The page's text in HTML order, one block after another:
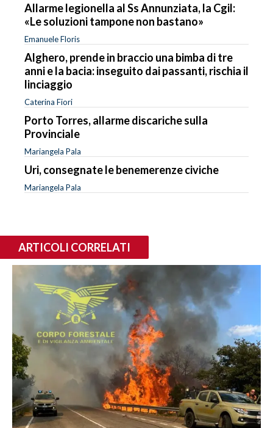
Allarme legionella al Ss Annunziata, la Cgil:
«Le soluzioni tampone non bastano»
Emanuele Floris
Alghero, prende in braccio una bimba di tre
anni e la bacia: inseguito dai passanti, rischia il
linciaggio
Caterina Fiori
Porto Torres, allarme discariche sulla
Provinciale
Mariangela Pala
Uri, consegnate le benemerenze civiche
Mariangela Pala
ARTICOLI CORRELATI